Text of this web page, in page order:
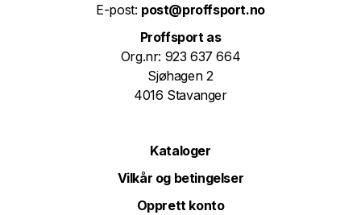
E-post: post@proffsport.no
Proffsport as
Org.nr: 923 637 664
Sjøhagen 2
4016 Stavanger
Kataloger
Vilkår og betingelser
Opprett konto